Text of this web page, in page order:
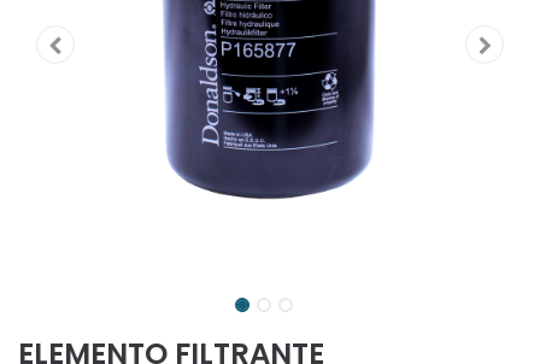
ELEMENTO FILTRANTE